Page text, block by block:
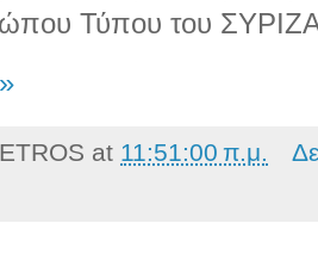
Τύπου του
at 11:51:00 π.μ.